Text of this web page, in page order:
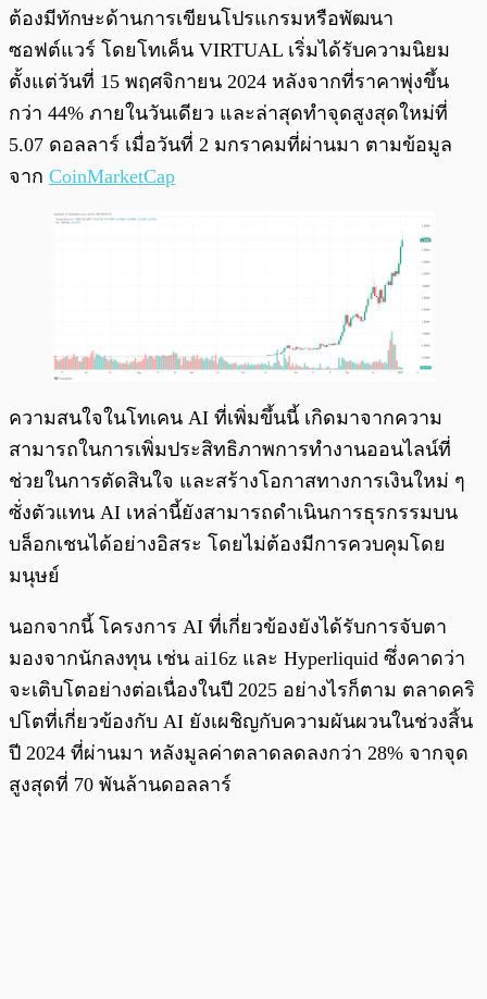
ต้องมีทักษะด้านการเขียนโปรแกรมหรือพัฒนา
ซอฟต์แวร์ โดยโทเค็น VIRTUAL เริ่มได้รับความนิยม
ตั้งแต่วันที่ 15 พฤศจิกายน 2024 หลังจากที่ราคาพุ่งขึ้น
กว่า 44% ภายในวันเดียว และล่าสุดทำจุดสูงสุดใหม่ที่
5.07 ดอลลาร์ เมื่อวันที่ 2 มกราคมที่ผ่านมา ตามข้อมูล
จาก CoinMarketCap
ความสนใจในโทเคน AI ที่เพิ่มขึ้นนี้ เกิดมาจากความ
สามารถในการเพิ่มประสิทธิภาพการทำงานออนไลน์ที่
ช่วยในการตัดสินใจ และสร้างโอกาสทางการเงินใหม่ ๆ
ซั่งตัวแทน AI เหล่านี้ยังสามารถดำเนินการธุรกรรมบน
บล็อกเชนได้อย่างอิสระ โดยไม่ต้องมีการควบคุมโดย
มนุษย์
นอกจากนี้ โครงการ AI ที่เกี่ยวข้องยังได้รับการจับตา
มองจากนักลงทุน เช่น ai16z และ Hyperliquid ซึ่งคาดว่า
จะเติบโตอย่างต่อเนื่องในปี 2025 อย่างไรก็ตาม ตลาดคริ
ปโตที่เกี่ยวข้องกับ AI ยังเผชิญกับความผันผวนในช่วงสิ้น
ปี 2024 ที่ผ่านมา หลังมูลค่าตลาดลดลงกว่า 28% จากจุด
สูงสุดที่ 70 พันล้านดอลลาร์